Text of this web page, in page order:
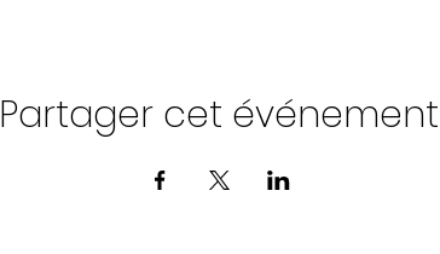
Partager cet événement